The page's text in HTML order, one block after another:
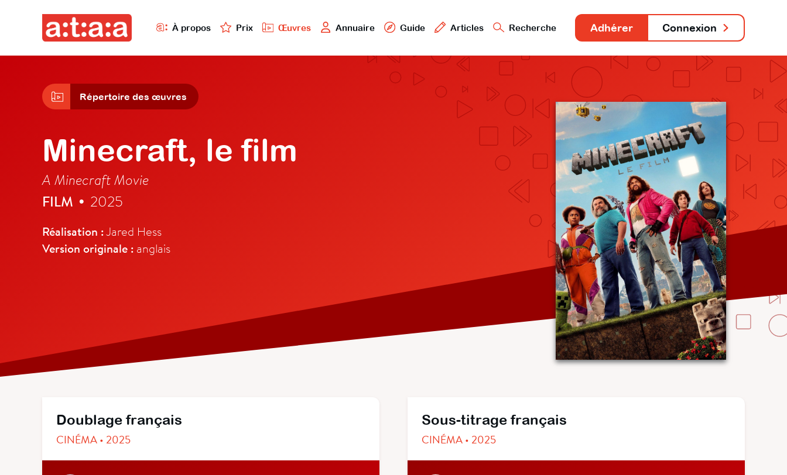
À propos Prix Œuvres Annuaire Guide Articles Recherche Adhérer Connexion
Répertoire des œuvres
Minecraft, le film
A Minecraft Movie
FILM • 2025
Réalisation :Jared Hess
Version originale : anglais
Doublage français
CINÉMA • 2025
Sous-titrage français
CINÉMA • 2025